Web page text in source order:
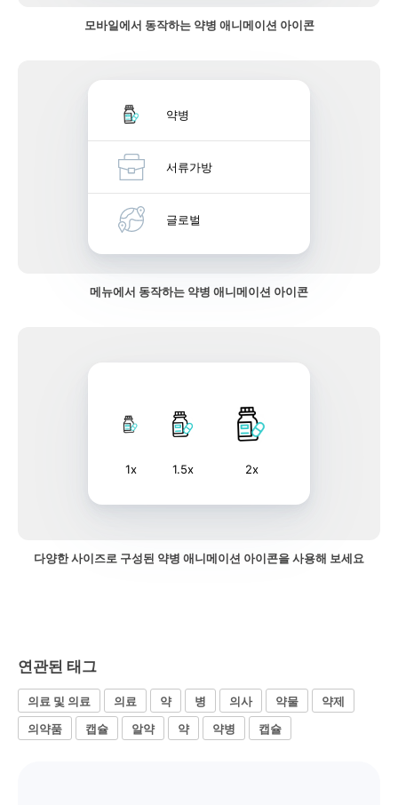
모바일에서 동작하는 약병 애니메이션 아이콘
약병
서류가방
글로벌
메뉴에서 동작하는 약병 애니메이션 아이콘
1x 1.5x 2x
다양한 사이즈로 구성된 약병 애니메이션 아이콘을 사용해 보세요
연관된 태그
의료 및 의료 의료 약 병 의사 약물
약제
의약품
캡슐 알약 약 약병 캡슐